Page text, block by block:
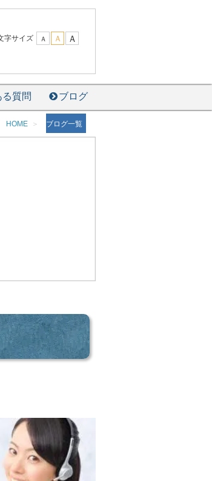
字サイズ Ａ Ａ Ａ
る質問 ブログ
HOME ブログ一覧